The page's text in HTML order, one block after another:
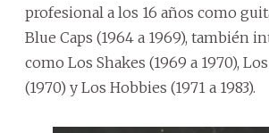
profesional a los 16 años como
Blue Caps (1964 a 1969), también
como Los Shakes (1969 a 1970),
(1970) y Los Hobbies (1971 a 1983).